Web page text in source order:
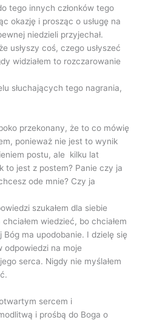
tego innych członków tego
okazję i prosząc o usługę na
niedzieli przyjechał.
usłyszy coś, czego usłyszeć
widziałem to rozczarowanie
słuchających tego nagrania,
przekonany, że to co mówię
ponieważ nie jest to wynik
postu, ale kilku lat
to jest z postem? Panie czy ja
ode mnie? Czy ja
szukałem dla siebie
wiedzieć, bo chciałem
ma upodobanie. I dzielę się
odpowiedzi na moje
serca. Nigdy nie myślałem
sercem i
i prośbą do Boga o